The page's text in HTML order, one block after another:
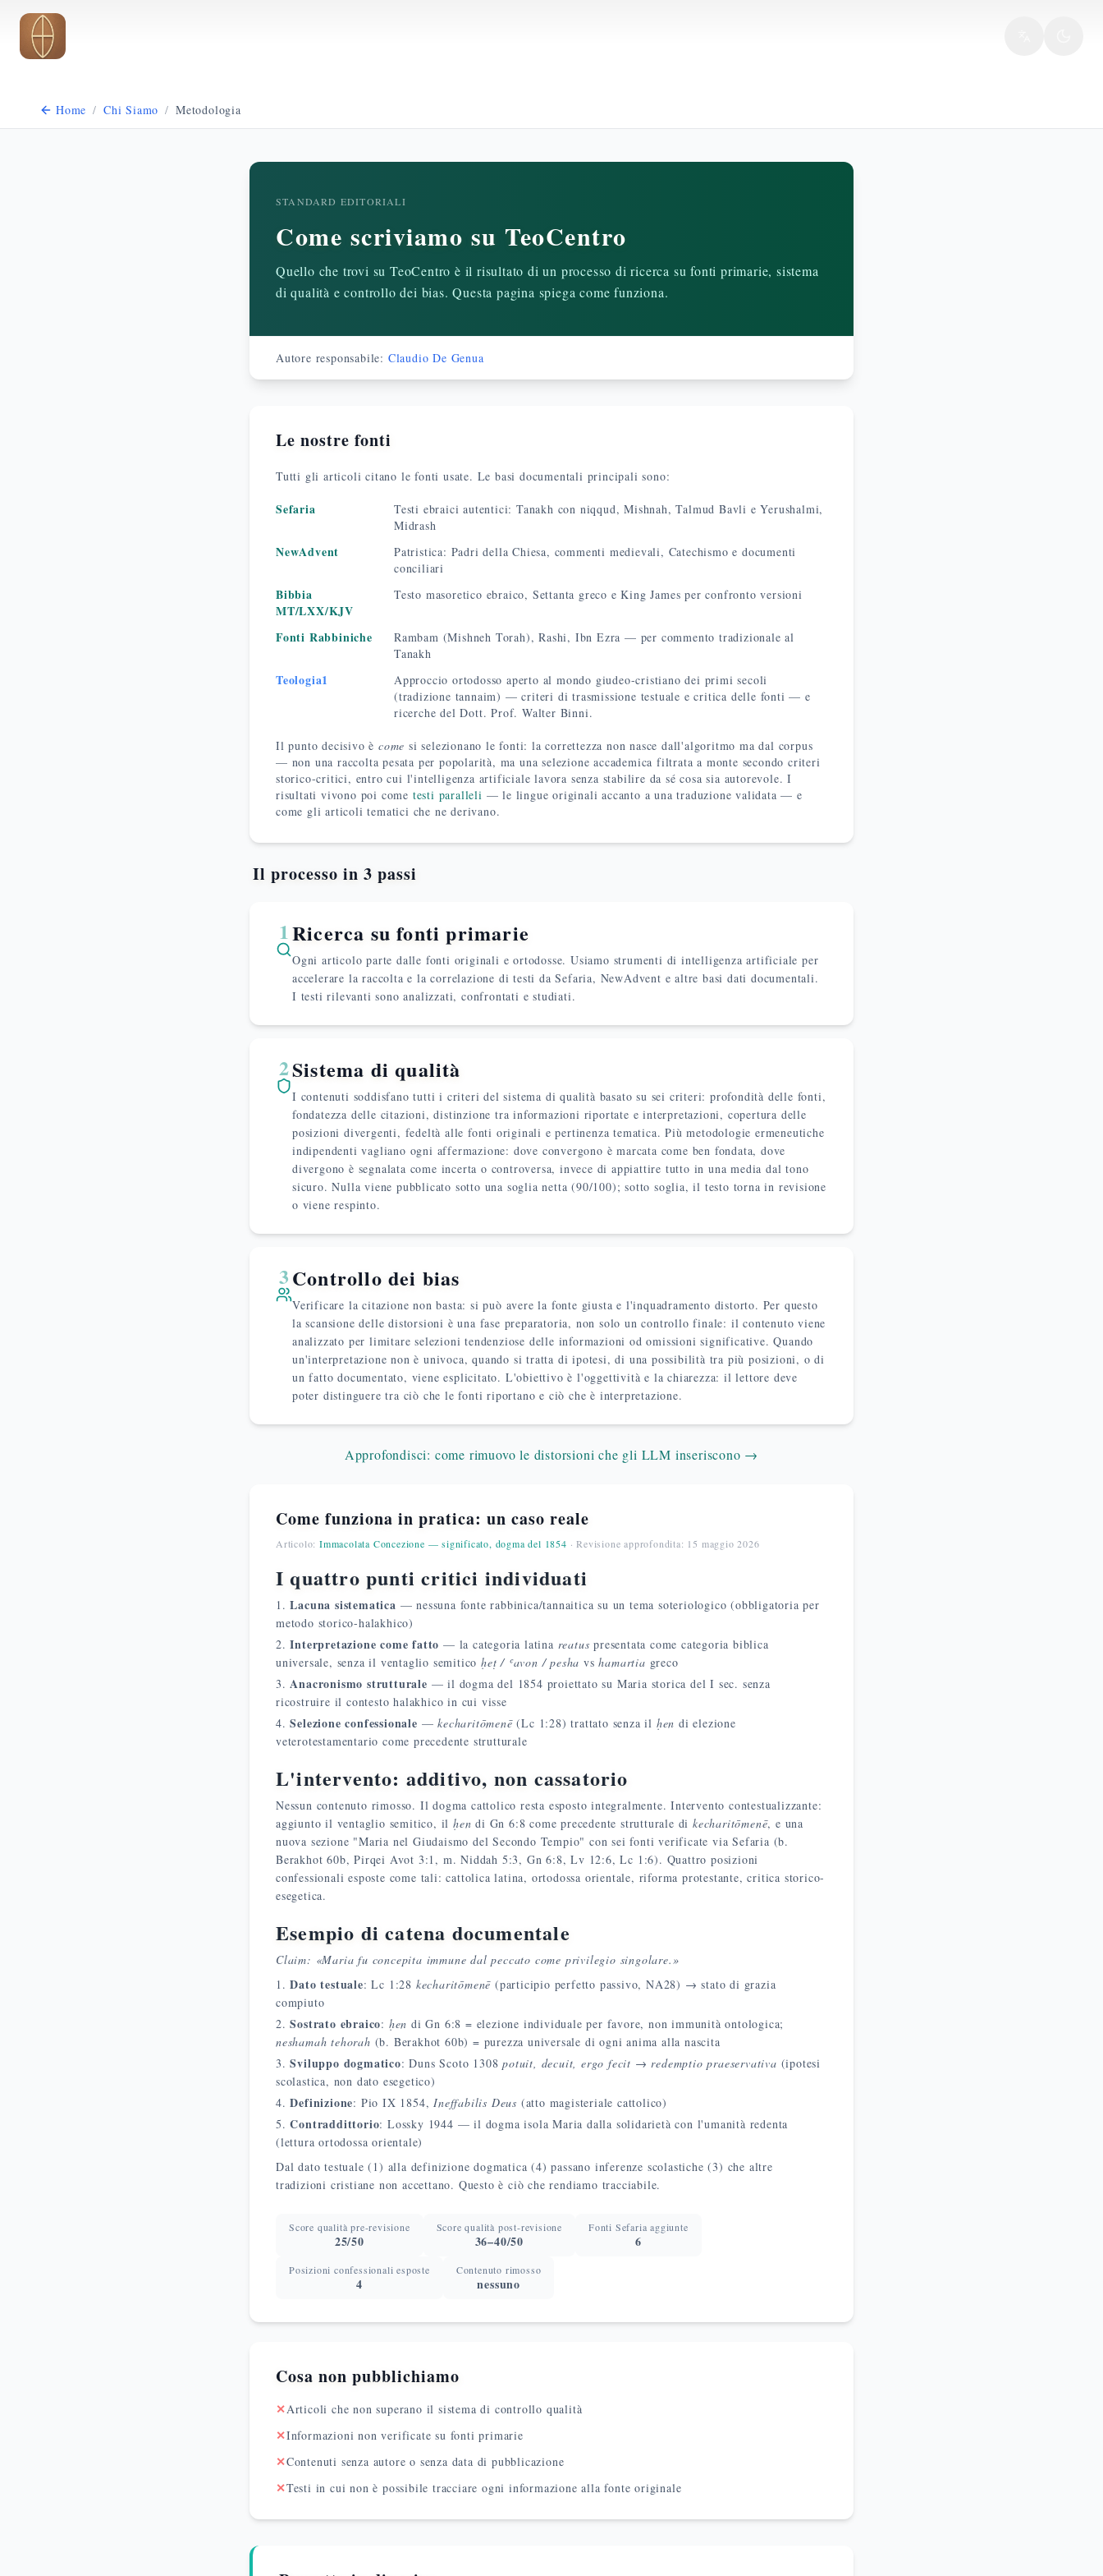
Vai al contenuto principale
Home / Chi Siamo / Metodologia
STANDARD EDITORIALI
Come scriviamo su TeoCentro
Quello che trovi su TeoCentro è il risultato di un processo di ricerca su fonti primarie, sistema
di qualità e controllo dei bias. Questa pagina spiega come funziona.
Autore responsabile: Claudio De Genua
Le nostre fonti
Tutti gli articoli citano le fonti usate. Le basi documentali principali sono:
Sefaria
Testi ebraici autentici: Tanakh con niqqud, Mishnah, Talmud Bavli e Yerushalmi,
Midrash
NewAdvent
Patristica: Padri della Chiesa, commenti medievali, Catechismo e documenti
conciliari
Bibbia
MT/LXX/KJV
Testo masoretico ebraico, Settanta greco e King James per confronto versioni
Fonti Rabbiniche
Rambam (Mishneh Torah), Rashi, Ibn Ezra — per commento tradizionale al
Tanakh
Teologia1
Approccio ortodosso aperto al mondo giudeo-cristiano dei primi secoli
(tradizione tannaim) — criteri di trasmissione testuale e critica delle fonti — e
ricerche del Dott. Prof. Walter Binni.
Il punto decisivo è come si selezionano le fonti: la correttezza non nasce dall'algoritmo ma dal corpus
— non una raccolta pesata per popolarità, ma una selezione accademica filtrata a monte secondo criteri
storico-critici, entro cui l'intelligenza artificiale lavora senza stabilire da sé cosa sia autorevole. I
risultati vivono poi come testi paralleli — le lingue originali accanto a una traduzione validata — e
come gli articoli tematici che ne derivano.
Il processo in 3 passi
1Ricerca su fonti primarie
Ogni articolo parte dalle fonti originali e ortodosse. Usiamo strumenti di intelligenza artificiale per
accelerare la raccolta e la correlazione di testi da Sefaria, NewAdvent e altre basi dati documentali.
I testi rilevanti sono analizzati, confrontati e studiati.
2Sistema di qualità
I contenuti soddisfano tutti i criteri del sistema di qualità basato su sei criteri: profondità delle fonti,
fondatezza delle citazioni, distinzione tra informazioni riportate e interpretazioni, copertura delle
posizioni divergenti, fedeltà alle fonti originali e pertinenza tematica. Più metodologie ermeneutiche
indipendenti vagliano ogni affermazione: dove convergono è marcata come ben fondata, dove
divergono è segnalata come incerta o controversa, invece di appiattire tutto in una media dal tono
sicuro. Nulla viene pubblicato sotto una soglia netta (90/100); sotto soglia, il testo torna in revisione
o viene respinto.
3Controllo dei bias
Verificare la citazione non basta: si può avere la fonte giusta e l'inquadramento distorto. Per questo
la scansione delle distorsioni è una fase preparatoria, non solo un controllo finale: il contenuto viene
analizzato per limitare selezioni tendenziose delle informazioni od omissioni significative. Quando
un'interpretazione non è univoca, quando si tratta di ipotesi, di una possibilità tra più posizioni, o di
un fatto documentato, viene esplicitato. L'obiettivo è l'oggettività e la chiarezza: il lettore deve
poter distinguere tra ciò che le fonti riportano e ciò che è interpretazione.
Approfondisci: come rimuovo le distorsioni che gli LLM inseriscono →
Come funziona in pratica: un caso reale
Articolo: Immacolata Concezione — significato, dogma del 1854 · Revisione approfondita: 15 maggio 2026
I quattro punti critici individuati
Lacuna sistematica — nessuna fonte rabbinica/tannaitica su un tema soteriologico (obbligatoria per
metodo storico-halakhico)
Interpretazione come fatto — la categoria latina reatus presentata come categoria biblica
universale, senza il ventaglio semiticoḥeṭ / ʿavon / pesha vs hamartia greco
Anacronismo strutturale — il dogma del 1854 proiettato su Maria storica del I sec. senza
ricostruire il contesto halakhico in cui visse
Selezione confessionale —kecharitōmenē(Lc 1:28) trattato senza il ḥen di elezione
veterotestamentario come precedente strutturale
L'intervento: additivo, non cassatorio
Nessun contenuto rimosso. Il dogma cattolico resta esposto integralmente. Intervento contestualizzante:
aggiunto il ventaglio semitico, ilḥen di Gn 6:8 come precedente strutturale dikecharitōmenē, e una
nuova sezione "Maria nel Giudaismo del Secondo Tempio" con sei fonti verificate via Sefaria (b.
Berakhot 60b, Pirqei Avot 3:1, m. Niddah 5:3, Gn 6:8, Lv 12:6, Lc 1:6). Quattro posizioni
confessionali esposte come tali: cattolica latina, ortodossa orientale, riforma protestante, critica storico-
esegetica.
Esempio di catena documentale
Claim: «Maria fu concepita immune dal peccato come privilegio singolare.»
Dato testuale: Lc 1:28 kecharitōmenē (participio perfetto passivo, NA28) → stato di grazia
compiuto
Sostrato ebraico: ḥen di Gn 6:8 = elezione individuale per favore, non immunità ontologica;
neshamah tehorah (b. Berakhot 60b) = purezza universale di ogni anima alla nascita
Sviluppo dogmatico: Duns Scoto 1308potuit, decuit, ergo fecit → redemptio praeservativa (ipotesi
scolastica, non dato esegetico)
Definizione: Pio IX 1854,Ineffabilis Deus (atto magisteriale cattolico)
Contraddittorio: Lossky 1944 — il dogma isola Maria dalla solidarietà con l'umanità redenta
(lettura ortodossa orientale)
Dal dato testuale (1) alla definizione dogmatica (4) passano inferenze scolastiche (3) che altre
tradizioni cristiane non accettano. Questo è ciò che rendiamo tracciabile.
Score qualità pre-revisione
25/50
Score qualità post-revisione
36–40/50
Fonti Sefaria aggiunte
6
Posizioni confessionali esposte
4
Contenuto rimosso
nessuno
Cosa non pubblichiamo
✕Articoli che non superano il sistema di controllo qualità
✕Informazioni non verificate su fonti primarie
✕Contenuti senza autore o senza data di pubblicazione
✕Testi in cui non è possibile tracciare ogni informazione alla fonte originale